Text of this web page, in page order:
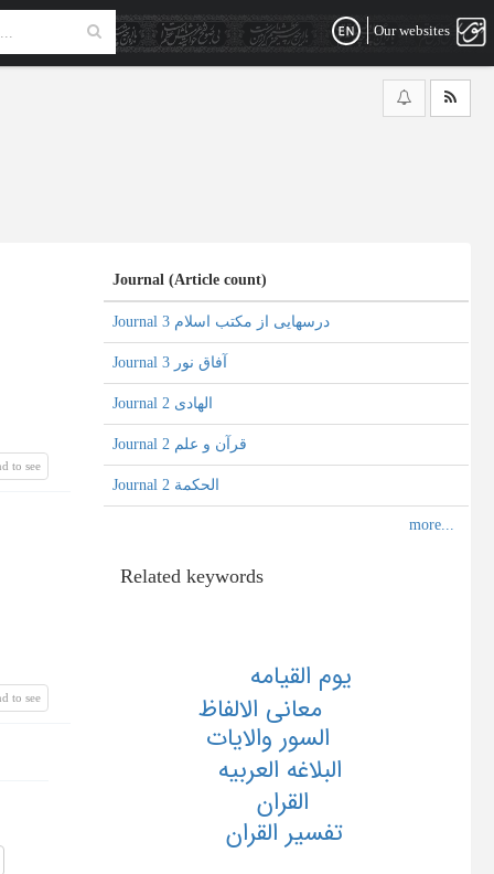
Our websites
to see
to see
Journal (Article count)
Journal درسهایی از مکتب اسلام 3
Journal آفاق نور 3
Journal الهادی 2
Journal قرآن و علم 2
Journal الحکمة 2
Related keywords
البلاغه العربيه
السور والايات
القران
تفسير القران
معاني الالفاظ
يوم القيامه